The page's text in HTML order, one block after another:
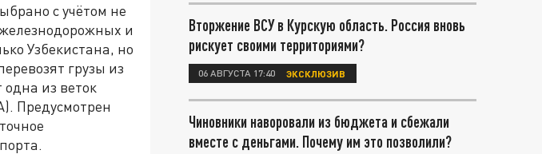
с учётом не
и
Узбекистана, но
грузы из
из веток
Предусмотрен
Вторжение ВСУ в Курскую область. Россия вновь
рискует своими территориями?
06 АВГУСТА 17:40 ЭКСКЛЮЗИВ
Чиновники наворовали из бюджета и сбежали
вместе с деньгами. Почему им это позволили?